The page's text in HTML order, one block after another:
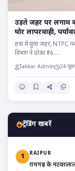
उड़ते जहर पर लगाम
घोर लापरवाही,
हवा में घुला जहर, NTPC
विभाग ने ठोका ₹16....
Takkar Admin 24
ट्रेंडिंग खबरें
1 RAIPUR
रायगढ़ के